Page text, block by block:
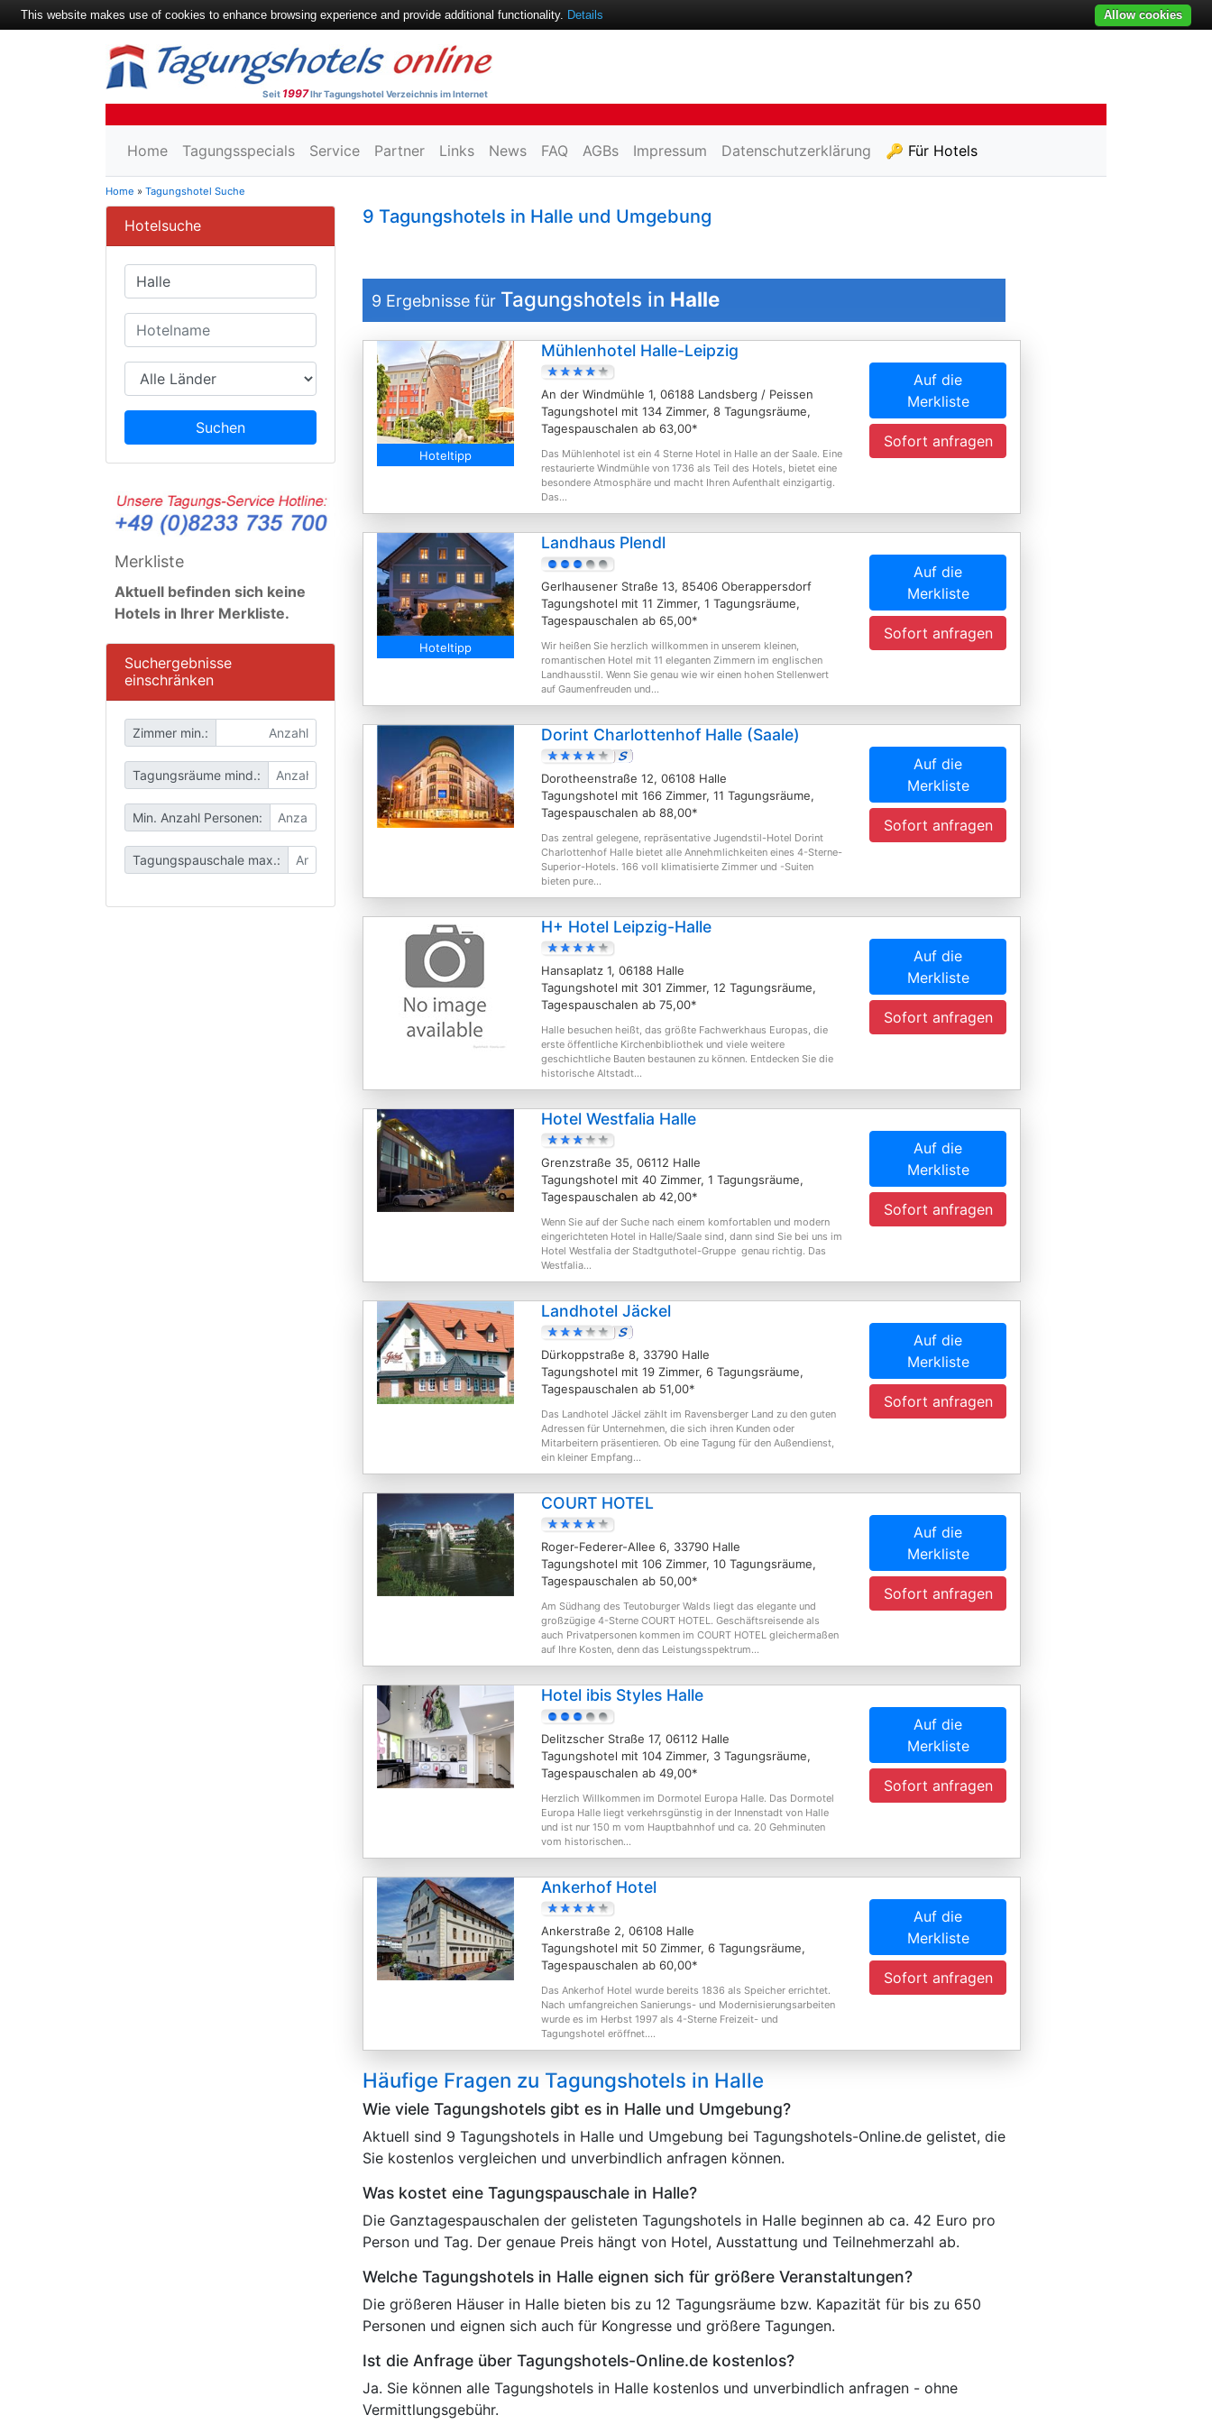
Seit 1997Ihr Tagungshotel Verzeichnis im Internet
Home Tagungsspecials Service Partner Links News FAQ AGBs Impressum Datenschutzerklärung 🔑 Für Hotels
Home » Tagungshotel Suche
Hotelsuche
Suchen
Merkliste
Aktuell befinden sich keine
Hotels in Ihrer Merkliste.
Suchergebnisse
einschränken
Zimmer min.:
Tagungsräume mind.:
Min. Anzahl Personen:
Tagungspauschale max.:
9 Tagungshotels in Halle und Umgebung
9 Ergebnisse für Tagungshotels in Halle
Hoteltipp
Mühlenhotel Halle-Leipzig
An der Windmühle 1, 06188 Landsberg / Peissen
Tagungshotel mit 134 Zimmer, 8 Tagungsräume,
Tagespauschalen ab 63,00*
Das Mühlenhotel ist ein 4 Sterne Hotel in Halle an der Saale. Eine
restaurierte Windmühle von 1736 als Teil des Hotels, bietet eine
besondere Atmosphäre und macht Ihren Aufenthalt einzigartig.
Das...
Auf die
Merkliste
Sofort anfragen
Hoteltipp
Landhaus Plendl
Gerlhausener Straße 13, 85406 Oberappersdorf
Tagungshotel mit 11 Zimmer, 1 Tagungsräume,
Tagespauschalen ab 65,00*
Wir heißen Sie herzlich willkommen in unserem kleinen,
romantischen Hotel mit 11 eleganten Zimmern im englischen
Landhausstil. Wenn Sie genau wie wir einen hohen Stellenwert
auf Gaumenfreuden und...
Auf die
Merkliste
Sofort anfragen
Dorint Charlottenhof Halle (Saale)
Dorotheenstraße 12, 06108 Halle
Tagungshotel mit 166 Zimmer, 11 Tagungsräume,
Tagespauschalen ab 88,00*
Das zentral gelegene, repräsentative Jugendstil-Hotel Dorint
Charlottenhof Halle bietet alle Annehmlichkeiten eines 4-Sterne-
Superior-Hotels. 166 voll klimatisierte Zimmer und -Suiten
bieten pure...
Auf die
Merkliste
Sofort anfragen
H+ Hotel Leipzig-Halle
Hansaplatz 1, 06188 Halle
Tagungshotel mit 301 Zimmer, 12 Tagungsräume,
Tagespauschalen ab 75,00*
Halle besuchen heißt, das größte Fachwerkhaus Europas, die
erste öffentliche Kirchenbibliothek und viele weitere
geschichtliche Bauten bestaunen zu können. Entdecken Sie die
historische Altstadt...
Auf die
Merkliste
Sofort anfragen
Hotel Westfalia Halle
Grenzstraße 35, 06112 Halle
Tagungshotel mit 40 Zimmer, 1 Tagungsräume,
Tagespauschalen ab 42,00*
Wenn Sie auf der Suche nach einem komfortablen und modern
eingerichteten Hotel in Halle/Saale sind, dann sind Sie bei uns im
Hotel Westfalia der Stadtguthotel-Gruppe genau richtig. Das
Westfalia...
Auf die
Merkliste
Sofort anfragen
Landhotel Jäckel
Dürkoppstraße 8, 33790 Halle
Tagungshotel mit 19 Zimmer, 6 Tagungsräume,
Tagespauschalen ab 51,00*
Das Landhotel Jäckel zählt im Ravensberger Land zu den guten
Adressen für Unternehmen, die sich ihren Kunden oder
Mitarbeitern präsentieren. Ob eine Tagung für den Außendienst,
ein kleiner Empfang...
Auf die
Merkliste
Sofort anfragen
COURT HOTEL
Roger-Federer-Allee 6, 33790 Halle
Tagungshotel mit 106 Zimmer, 10 Tagungsräume,
Tagespauschalen ab 50,00*
Am Südhang des Teutoburger Walds liegt das elegante und
großzügige 4-Sterne COURT HOTEL. Geschäftsreisende als
auch Privatpersonen kommen im COURT HOTEL gleichermaßen
auf Ihre Kosten, denn das Leistungsspektrum...
Auf die
Merkliste
Sofort anfragen
Hotel ibis Styles Halle
Delitzscher Straße 17, 06112 Halle
Tagungshotel mit 104 Zimmer, 3 Tagungsräume,
Tagespauschalen ab 49,00*
Herzlich Willkommen im Dormotel Europa Halle. Das Dormotel
Europa Halle liegt verkehrsgünstig in der Innenstadt von Halle
und ist nur 150 m vom Hauptbahnhof und ca. 20 Gehminuten
vom historischen...
Auf die
Merkliste
Sofort anfragen
Ankerhof Hotel
Ankerstraße 2, 06108 Halle
Tagungshotel mit 50 Zimmer, 6 Tagungsräume,
Tagespauschalen ab 60,00*
Das Ankerhof Hotel wurde bereits 1836 als Speicher errichtet.
Nach umfangreichen Sanierungs- und Modernisierungsarbeiten
wurde es im Herbst 1997 als 4-Sterne Freizeit- und
Tagungshotel eröffnet....
Auf die
Merkliste
Sofort anfragen
Häufige Fragen zu Tagungshotels in Halle
Wie viele Tagungshotels gibt es in Halle und Umgebung?
Aktuell sind 9 Tagungshotels in Halle und Umgebung bei Tagungshotels-Online.de gelistet, die
Sie kostenlos vergleichen und unverbindlich anfragen können.
Was kostet eine Tagungspauschale in Halle?
Die Ganztagespauschalen der gelisteten Tagungshotels in Halle beginnen ab ca. 42 Euro pro
Person und Tag. Der genaue Preis hängt von Hotel, Ausstattung und Teilnehmerzahl ab.
Welche Tagungshotels in Halle eignen sich für größere Veranstaltungen?
Die größeren Häuser in Halle bieten bis zu 12 Tagungsräume bzw. Kapazität für bis zu 650
Personen und eignen sich auch für Kongresse und größere Tagungen.
Ist die Anfrage über Tagungshotels-Online.de kostenlos?
Ja. Sie können alle Tagungshotels in Halle kostenlos und unverbindlich anfragen - ohne
Vermittlungsgebühr.
This website makes use of cookies to enhance browsing experience and provide additional functionality. Details Allow cookies